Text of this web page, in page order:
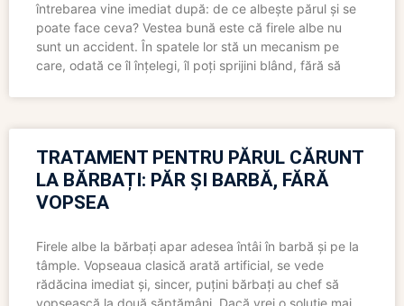
întrebarea vine imediat după: de ce albește părul și se
poate face ceva? Vestea bună este că firele albe nu
sunt un accident. În spatele lor stă un mecanism pe
care, odată ce îl înțelegi, îl poți sprijini blând, fără să
TRATAMENT PENTRU PĂRUL CĂRUNT
LA BĂRBAȚI: PĂR ȘI BARBĂ, FĂRĂ
VOPSEA
Firele albe la bărbați apar adesea întâi în barbă și pe la
tâmple. Vopseaua clasică arată artificial, se vede
rădăcina imediat și, sincer, puțini bărbați au chef să